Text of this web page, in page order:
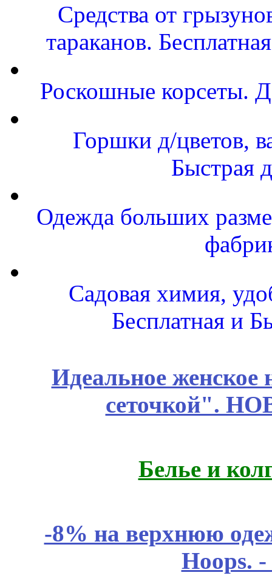
Средства от
тараканов.
Роскошные корсеты.
Горшки д/цветов,
Быстрая
Одежда больших
Садовая химия,
Бесплатная и
Идеальное женское
сеточкой".
Белье и
-8% на верхнюю
Hoops.